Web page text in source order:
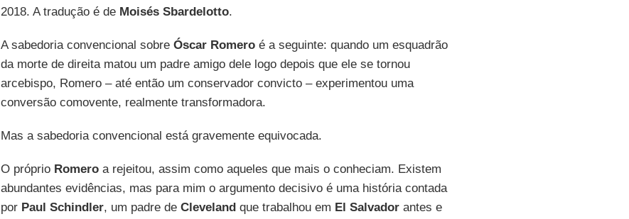
2018. A tradução é de Moisés Sbardelotto.
A sabedoria convencional sobre Óscar Romeroé a seguinte: quando um esquadrão
da morte de direita matou um padre amigo dele logo depois que ele se tornou
arcebispo, Romero – até então um conservador convicto – experimentou uma
conversão comovente, realmente transformadora.
Mas a sabedoria convencional está gravemente equivocada.
O próprio Romeroa rejeitou, assim como aqueles que mais o conheciam. Existem
abundantes evidências, mas para mim o argumento decisivo é uma história contada
por Paul Schindler, um padre de Clevelandque trabalhou em El Salvadorantes e